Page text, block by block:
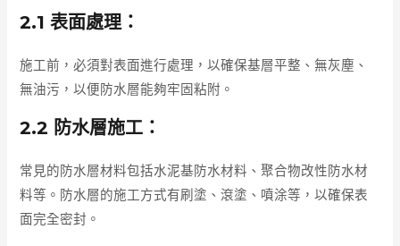
2.1 表面處理：
施工前，必須對表面進行處理，以確保基層平整、無灰塵、
無油污，以便防水層能夠牢固粘附。
2.2 防水層施工：
常見的防水層材料包括水泥基防水材料、聚合物改性防水材
料等。防水層的施工方式有刷塗、滾塗、噴涂等，以確保表
面完全密封。